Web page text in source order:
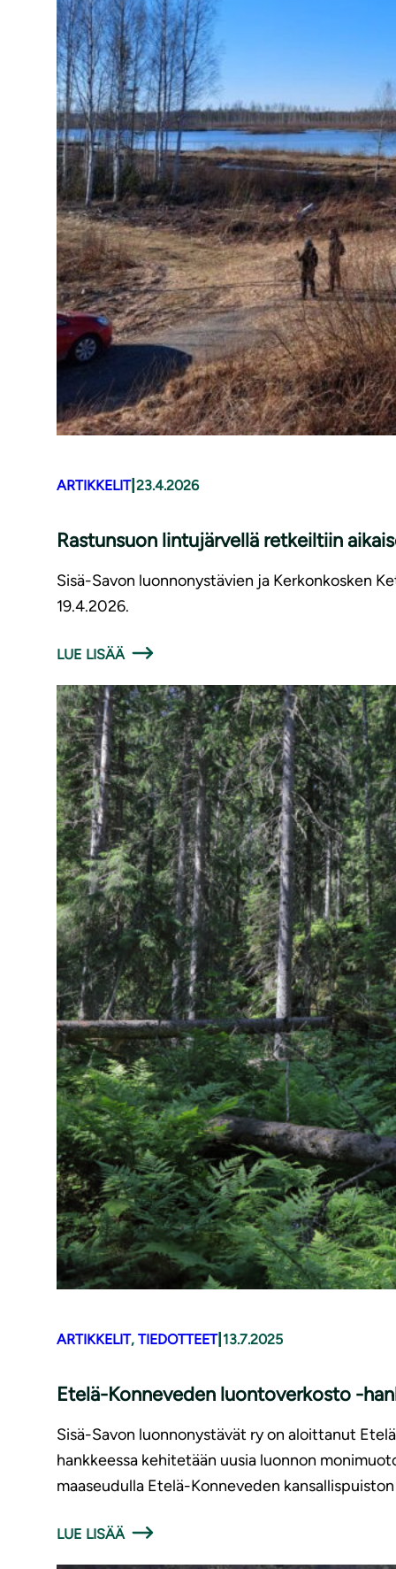
ARTIKKELIT| 23.4.2026
Rastunsuon lintujärvellä retkeiltiin
Sisä-Savon luonnonystävien ja Kerkonkosken
19.4.2026.
LUE LISÄÄ
ARTIKKELIT, TIEDOTTEET| 13.7.2025
Etelä-Konneveden luontoverkosto -
Sisä-Savon luonnonystävät ry on aloittanut
hankkeessa kehitetään uusia luonnon
maaseudulla Etelä-Konneveden
LUE LISÄÄ